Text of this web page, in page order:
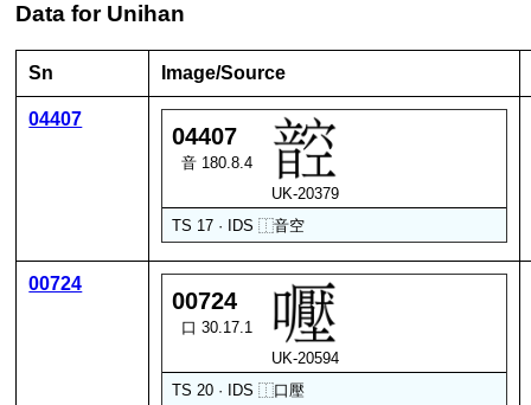
Data for Unihan
Sn Image/Source
04407
04407
音 180.8.4
UK-20379
TS 17 · IDS⿰音空
00724
00724
口 30.17.1
UK-20594
TS 20 · IDS⿰口壓